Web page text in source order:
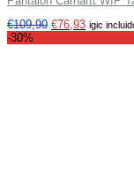
€109,90 €76,93 igic
-30%